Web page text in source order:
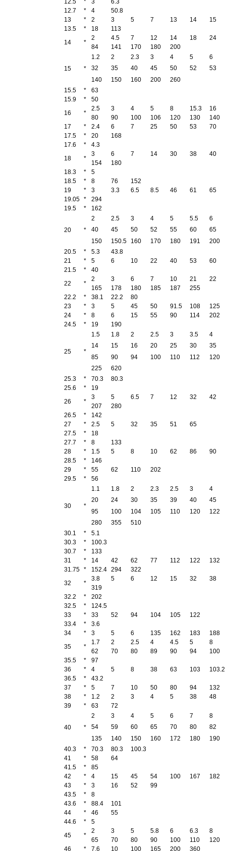
12.5 * 3
6.3
12.7
* 4
50.8
13
* 2 3 5 7 13 14
15
13.5
* 18
113
14
*
2 4.5 7 12 14 18
24
84
141 170 180 200
15 *
1.2 2 2.3 3 4 5
6
32
35 40 45 50 52
53
140
150 160 200
260
15.5
*
63
15.9
*
50
16
*
2.5 3 4 5 8 15.3
16
80
90 100 106 120 130
140
17
* 2.4 6 7 25 50 53
70
17.5
* 20
168
17.6
*
4.3
18
*
3 6 7 14 30 38
40
154
180
18.3
*
5
18.5
* 8 76
152
19
* 3 3.3 6.5 8.5 46 61
65
19.05
*
294
19.5
* 162
20 *
2 2.5 3 4 5 5.5
6
40
45 50 52 55 60
65
150
150.5 160 170 180 191
200
20.5
* 5.3
43.8
21
* 5 6 10 22 40 53
60
21.5
*
40
22
*
2 3 6 7 10 21
22
165
178 180 185 187
255
22.2
* 38.1 22.2
80
23
* 3 5 45 50 91.5 108
125
24
* 8 6 15 55 90 114
202
24.5
* 19 190
25 *
1.5 1.8 2 2.5 3 3.5
4
14
15 16 20 25 30
35
85
90 94 100 110 112
120
225
620
25.3
* 70.3
80.3
25.6
*
19
26
*
3 5 6.5 7 12 32
42
207
280
26.5
*
142
27
* 2.5 5 32 35 51
65
27.5
*
18
27.7
* 8
133
28
* 1.5 5 8 10 62 86
90
28.5
*
146
29
* 55 62 110
202
29.5
* 56
30 *
1.1 1.8 2 2.3 2.5 3
4
20
24 30 35 39 40
45
95
100 104 105 110 120
122
280
355
510
30.1
*
5.1
30.3
*
100.3
30.7
*
133
31
* 14 42 62 77 112 122
132
31.75
* 152.4 294
322
32
*
3.8 5 6 12 15 32
38
319
32.2
*
202
32.5
*
124.5
33
* 33 52 94 104 105
122
33.4
*
3.6
34
* 3 5 6 135 162 183
188
35
*
1.7 2 2.5 4 4.5 5
8
62
70 80 89 90 94
100
35.5
*
97
36
* 4 5 8 38 63 103
103.2
36.5
*
43.2
37
* 5 7 10 50 80 94
132
38
* 1.2 2 3 4 5 38
48
39
* 63 72
40 *
2 3 4 5 6 7
8
54
59 60 65 70 80
82
135
140 150 160 172 180
190
40.3
* 70.3 80.3
100.3
41
* 58
64
41.5
*
85
42
* 4 15 45 54 100 167
182
43
* 3 16 52
99
43.5
*
8
43.6
* 88.4
101
44
* 46
55
44.6
*
5
45
*
2 3 5 5.8 6 6.3
8
65
70 80 90 100 110
120
46
* 7.6 10 100 165 200
360